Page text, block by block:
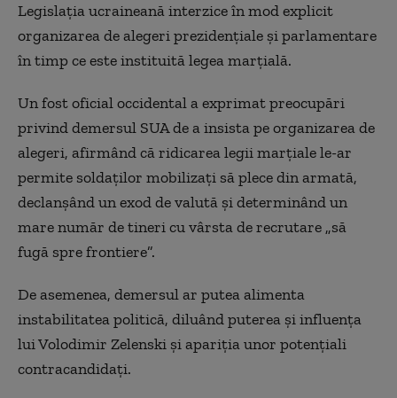
Legislaţia ucraineană interzice în mod explicit
organizarea de alegeri prezidenţiale şi parlamentare
în timp ce este instituită legea marţială.
Un fost oficial occidental a exprimat preocupări
privind demersul SUA de a insista pe organizarea de
alegeri, afirmând că ridicarea legii marţiale le-ar
permite soldaţilor mobilizaţi să plece din armată,
declanşând un exod de valută şi determinând un
mare număr de tineri cu vârsta de recrutare „să
fugă spre frontiere”.
De asemenea, demersul ar putea alimenta
instabilitatea politică, diluând puterea şi influenţa
lui Volodimir Zelenski şi apariţia unor potenţiali
contracandidaţi.